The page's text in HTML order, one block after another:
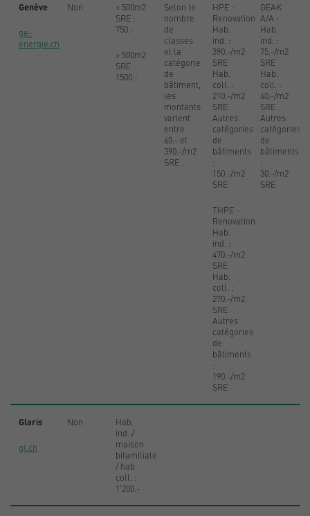
Genève
ge-
energie.ch
Non
< 500m2
SRE :
750.-
> 500m2
SRE :
1500.-
Selon le
nombre
de
classes
et la
catégorie
de
bâtiment,
les
montants
varient
entre
60.- et
390.-/m2
SRE
HPE -
Renovation
Hab.
ind. :
390.-/m2
SRE
Hab.
coll. :
210.-/m2
SRE
Autres
catégories
de
bâtiments
:
150.-/m2
SRE
THPE -
Renovation
Hab.
ind. :
470.-/m2
SRE
Hab.
coll. :
270.-/m2
SRE
Autres
catégories
de
bâtiments
:
190.-/m2
SRE
GEAK
A/A :
Hab.
ind. :
75.-/m2
SRE
Hab.
coll. :
40.-/m2
SRE
Autres
catégories
de
bâtiments
:
30.-/m2
SRE
Glaris
gl.ch
Non
Hab.
ind. /
maison
bifamiliale
/ hab.
coll. :
1'200.-